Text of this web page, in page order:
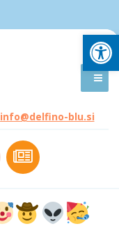
info@delfino-blu.si